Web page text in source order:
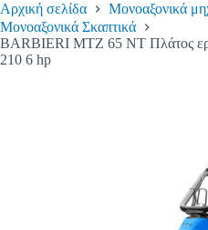
Όνομα*
Αρχική σελίδα
Μονοαξονικά
Μονοαξονικά Σκαπτικά
BARBIERI MTZ 65 NT Πλάτος
210 6 hp